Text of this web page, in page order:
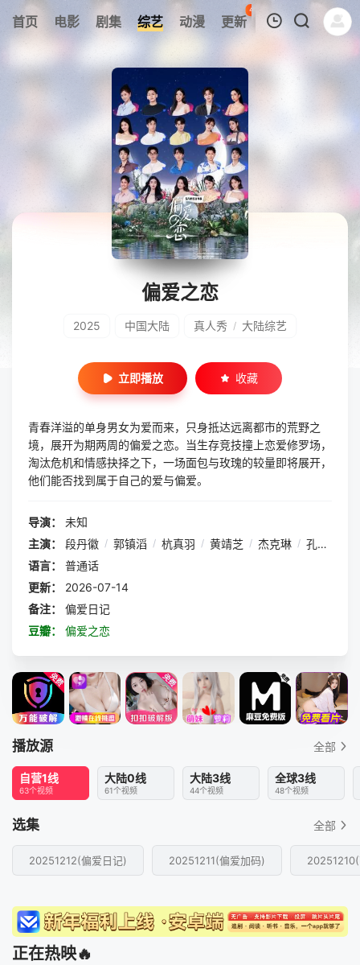
首页 电影 剧集 综艺 动漫 更新
48
热榜 APP
我的观影记录
暂无观看影片的记录
偏爱之恋
2025 中国大陆 真人秀 / 大陆综艺
立即播放 收藏
青春洋溢的单身男女为爱而来，只身抵达远离都市的荒野之
境，展开为期两周的偏爱之恋。当生存竞技撞上恋爱修罗场，
淘汰危机和情感抉择之下，一场面包与玫瑰的较量即将展开，
他们能否找到属于自己的爱与偏爱。
导演：
未知
主演：
段丹徽 / 郭镇滔 / 杭真羽 / 黄靖芝 / 杰克琳 / 孔曦晨
语言：
普通话
更新：
2026-07-14
备注：
偏爱日记
豆瓣：
偏爱之恋
播放源 全部
自营1线
63个视频
大陆0线
61个视频
大陆3线
44个视频
全球3线
48个视频
选集 全部
20251212(偏爱日记) 20251211(偏爱加码)
正在热映🔥